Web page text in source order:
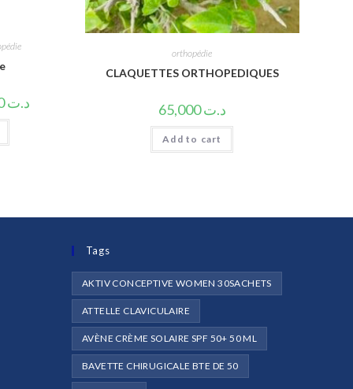
د.ت35,000
orthopédie
CLAQUETTES ORTHOPEDIQUES
د.ت65,000
Add to cart
Tags
AKTIV CONCEPTIVE WOMEN 30SACHETS
ATTELLE CLAVICULAIRE
AVÈNE CRÈME SOLAIRE SPF 50+ 50 ML
BAVETTE CHIRUGICALE BTE DE 50